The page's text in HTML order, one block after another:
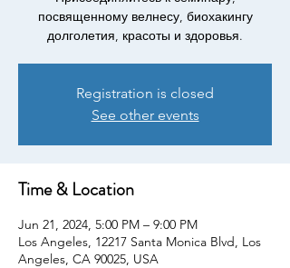
посвященному велнесу, биохакингу
долголетия, красоты и здоровья.
Registration is closed
See other events
Time & Location
Jun 21, 2024, 5:00 PM – 9:00 PM
Los Angeles, 12217 Santa Monica Blvd, Los
Angeles, CA 90025, USA